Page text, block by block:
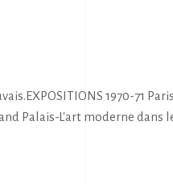
1970-71
Palais-L'art moderne